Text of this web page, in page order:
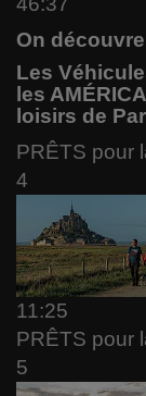
On
Les
les
loisirs de
PRÊTS pour
4
11:25
PRÊTS pour
5